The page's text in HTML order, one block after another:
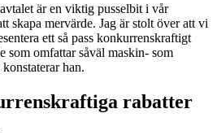
är en viktig pusselbit i vår
skapa mervärde. Jag är stolt över att vi
ett så pass konkurrenskraftigt
som omfattar såväl maskin- som
han.
rabatter